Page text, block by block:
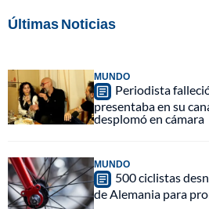
Últimas Noticias
MUNDO
Periodista
presentaba en su
desplomó en cámara
MUNDO
500 ciclistas
de Alemania para